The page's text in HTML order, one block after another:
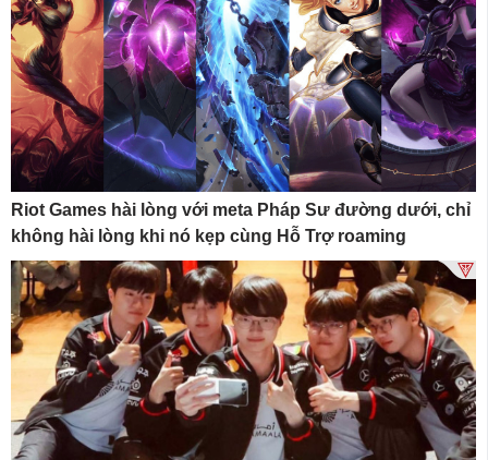
Riot Games hài lòng với meta Pháp Sư đường dưới, chỉ
không hài lòng khi nó kẹp cùng Hỗ Trợ roaming